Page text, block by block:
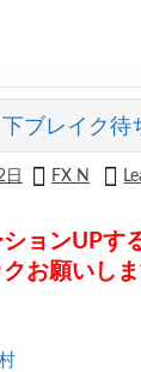
ブレイク待
FX N
ョンUPす
お願いし